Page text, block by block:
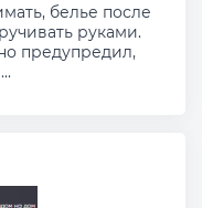
белье после
руками.
предупредил,